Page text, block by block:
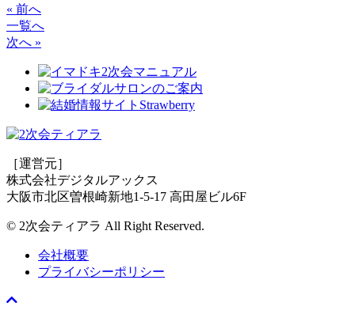
« 前へ
一覧へ
次へ »
［運営元］
株式会社デジタルアックス
大阪市北区曽根崎新地1-5-17 高田屋ビル6F
© 2次会ティアラ All Right Reserved.
会社概要
プライバシーポリシー